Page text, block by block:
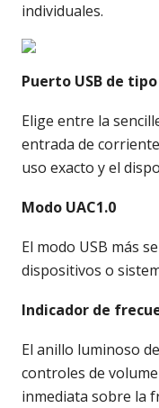
individuales.
Puerto USB de
Elige entre la
entrada de
uso exacto y el
Modo UAC1.0
El modo USB más
dispositivos o
Indicador de
El anillo luminoso
controles de
inmediata sobre la